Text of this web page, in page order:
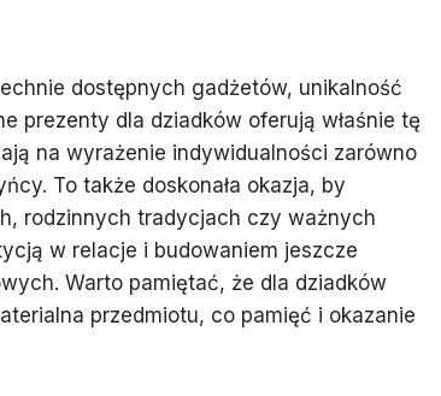
dostępnych gadżetów, unikalność
prezenty dla dziadków oferują właśnie tę
na wyrażenie indywidualności zarówno
To także doskonała okazja, by
rodzinnych tradycjach czy ważnych
w relacje i budowaniem jeszcze
Warto pamiętać, że dla dziadków
przedmiotu, co pamięć i okazanie